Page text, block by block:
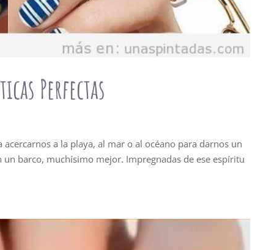
Perfectas
a la playa, al mar o al océano para darnos un
barco, muchísimo mejor. Impregnadas de ese espíritu